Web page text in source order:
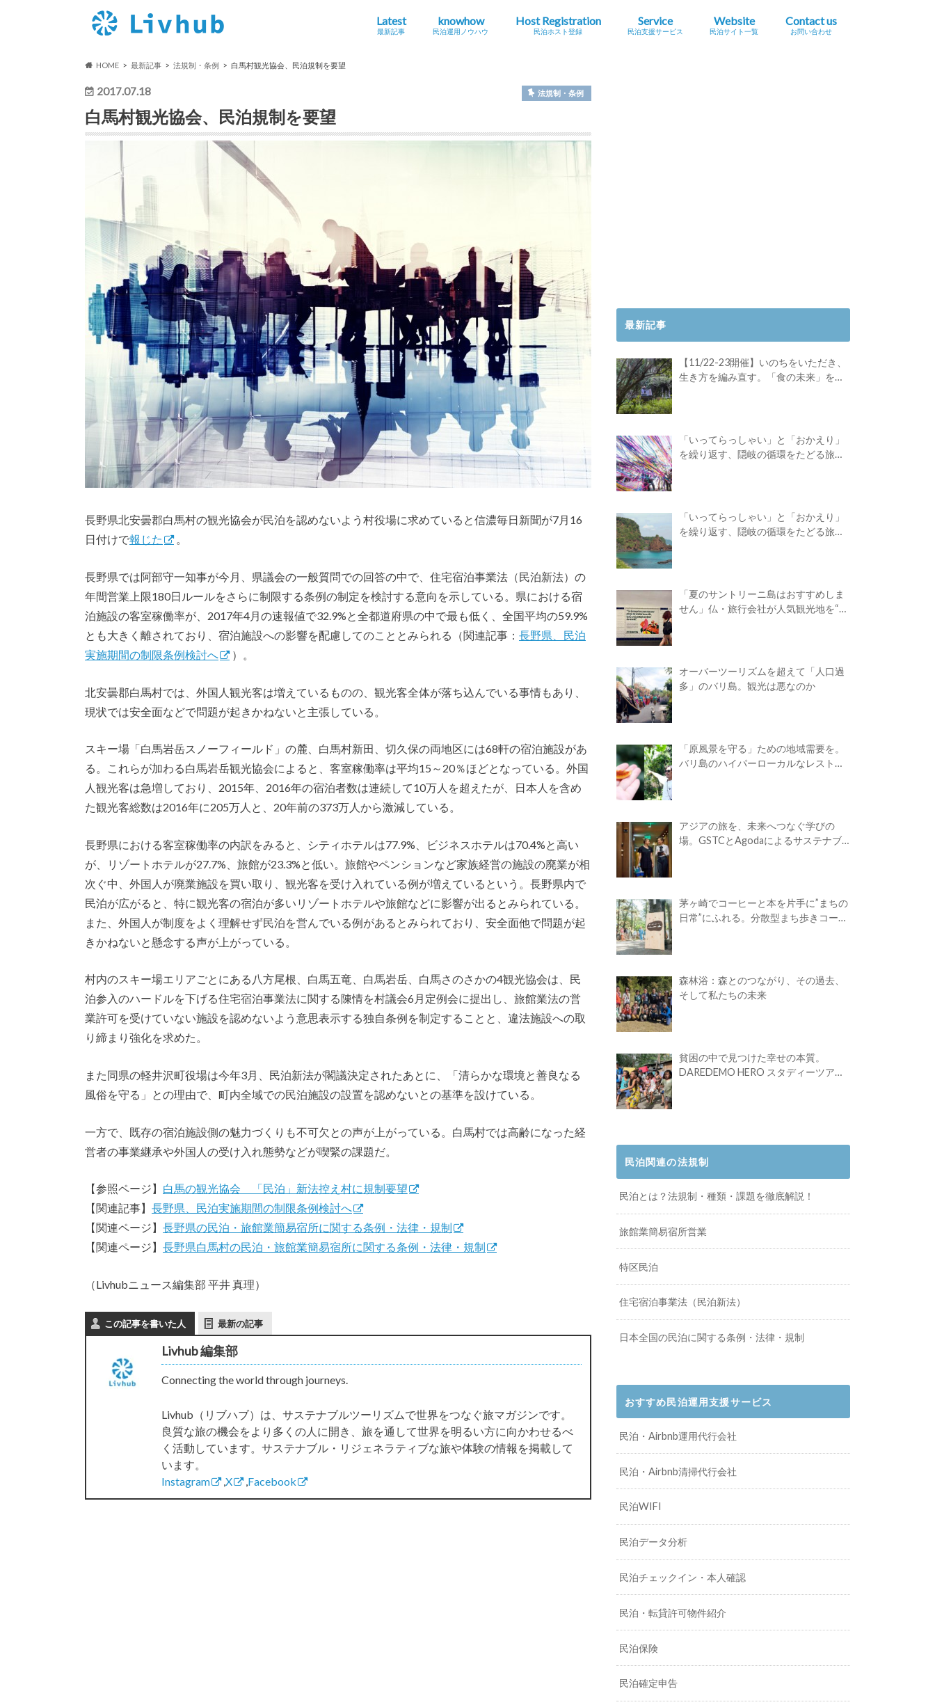
Latest
最新記事
knowhow
民泊運用ノウハウ
Host Registration
民泊ホスト登録
Service
民泊支援サービス
Website
民泊サイト一覧
Contact us
お問い合わせ
HOME 最新記事 法規制・条例 白馬村観光協会、民泊規制を要望
2017.07.18 法規制・条例
白馬村観光協会、民泊規制を要望
長野県北安曇郡白馬村の観光協会が民泊を認めないよう村役場に求めていると信濃毎日新聞が7月16
日付けで報じた 。
長野県では阿部守一知事が今月、県議会の一般質問での回答の中で、住宅宿泊事業法（民泊新法）の
年間営業上限180日ルールをさらに制限する条例の制定を検討する意向を示している。県における宿
泊施設の客室稼働率が、2017年4月の速報値で32.9%と全都道府県の中で最も低く、全国平均の59.9%
とも大きく離されており、宿泊施設への影響を配慮してのこととみられる（関連記事： 長野県、民泊
実施期間の制限条例検討へ
）。
北安曇郡白馬村では、外国人観光客は増えているものの、観光客全体が落ち込んでいる事情もあり、
現状では安全面などで問題が起きかねないと主張している。
スキー場「白馬岩岳スノーフィールド」の麓、白馬村新田、切久保の両地区には68軒の宿泊施設があ
る。これらが加わる白馬岩岳観光協会によると、客室稼働率は平均15～20％ほどとなっている。外国
人観光客は急増しており、2015年、2016年の宿泊者数は連続して10万人を超えたが、日本人を含め
た観光客総数は2016年に205万人と、20年前の373万人から激減している。
長野県における客室稼働率の内訳をみると、シティホテルは77.9%、ビジネスホテルは70.4%と高い
が、リゾートホテルが27.7%、旅館が23.3%と低い。旅館やペンションなど家族経営の施設の廃業が相
次ぐ中、外国人が廃業施設を買い取り、観光客を受け入れている例が増えているという。長野県内で
民泊が広がると、特に観光客の宿泊が多いリゾートホテルや旅館などに影響が出るとみられている。
また、外国人が制度をよく理解せず民泊を営んでいる例があるとみられており、安全面他で問題が起
きかねないと懸念する声が上がっている。
村内のスキー場エリアごとにある八方尾根、白馬五竜、白馬岩岳、白馬さのさかの4観光協会は、民
泊参入のハードルを下げる住宅宿泊事業法に関する陳情を村議会6月定例会に提出し、旅館業法の営
業許可を受けていない施設を認めないよう意思表示する独自条例を制定することと、違法施設への取
り締まり強化を求めた。
また同県の軽井沢町役場は今年3月、民泊新法が閣議決定されたあとに、「清らかな環境と善良なる
風俗を守る」との理由で、町内全域での民泊施設の設置を認めないとの基準を設けている。
一方で、既存の宿泊施設側の魅力づくりも不可欠との声が上がっている。白馬村では高齢になった経
営者の事業継承や外国人の受け入れ態勢などが喫緊の課題だ。
【参照ページ】 白馬の観光協会 「民泊」新法控え村に規制要望
【関連記事】 長野県、民泊実施期間の制限条例検討へ
【関連ページ】 長野県の民泊・旅館業簡易宿所に関する条例・法律・規制
【関連ページ】 長野県白馬村の民泊・旅館業簡易宿所に関する条例・法律・規制
（Livhubニュース編集部 平井 真理）
この記事を書いた人 最新の記事
Livhub 編集部
Connecting the world through journeys.
Livhub（リブハブ）は、サステナブルツーリズムで世界をつなぐ旅マガジンです。
良質な旅の機会をより多くの人に開き、旅を通して世界を明るい方に向かわせるべ
く活動しています。サステナブル・リジェネラティブな旅や体験の情報を掲載して
います。
Instagram
,X ,Facebook
最新記事
【11/22-23開催】いのちをいただき、
生き方を編み直す。「食の未来」を対
「いってらっしゃい」と「おかえり」
を繰り返す、隠岐の循環をたどる旅
「いってらっしゃい」と「おかえり」
を繰り返す、隠岐の循環をたどる旅
「夏のサントリーニ島はおすすめしま
せん」仏・旅行会社が人気観光地を“デ
オーバーツーリズムを超えて「人口過
多」のバリ島。観光は悪なのか
「原風景を守る」ための地域需要を。
バリ島のハイパーローカルなレストラ
アジアの旅を、未来へつなぐ学びの
場。GSTCとAgodaによるサステナブ
茅ヶ崎でコーヒーと本を片手に”まちの
日常”にふれる。分散型まち歩きコーヒ
森林浴：森とのつながり、その過去、
そして私たちの未来
貧困の中で見つけた幸せの本質。
DAREDEMO HERO スタディーツアー
民泊関連の法規制
民泊とは？法規制・種類・課題を徹底解説！
旅館業簡易宿所営業
特区民泊
住宅宿泊事業法（民泊新法）
日本全国の民泊に関する条例・法律・規制
おすすめ民泊運用支援サービス
民泊・Airbnb運用代行会社
民泊・Airbnb清掃代行会社
民泊WIFI
民泊データ分析
民泊チェックイン・本人確認
民泊・転貸許可物件紹介
民泊保険
民泊確定申告